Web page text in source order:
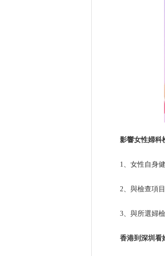
影響女性婦科
1、女性自身
2、與檢查項
3、與所選婦
香港到深圳